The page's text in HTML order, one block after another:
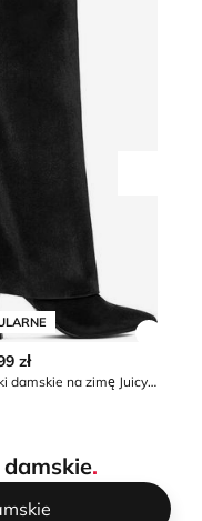
produktu
zł
Kozaki damskie na zimę Juicy Couture
.